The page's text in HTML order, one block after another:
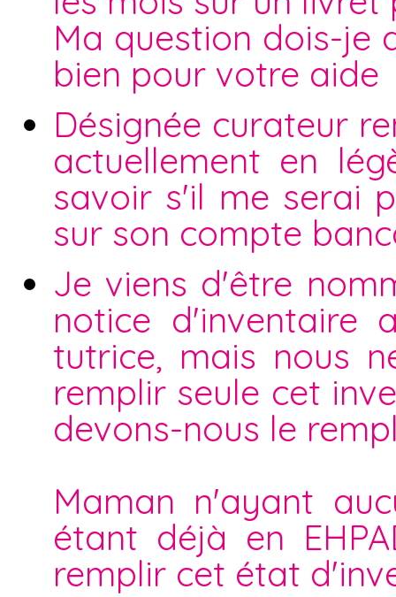
Ma question dois-je
bien pour votre aide
Désignée curateur
actuellement en
savoir s'il me serai
sur son compte
Je viens d'être
notice d'inventaire
tutrice, mais nous
remplir seule cet
devons-nous le
Maman n'ayant
étant déjà en
remplir cet état